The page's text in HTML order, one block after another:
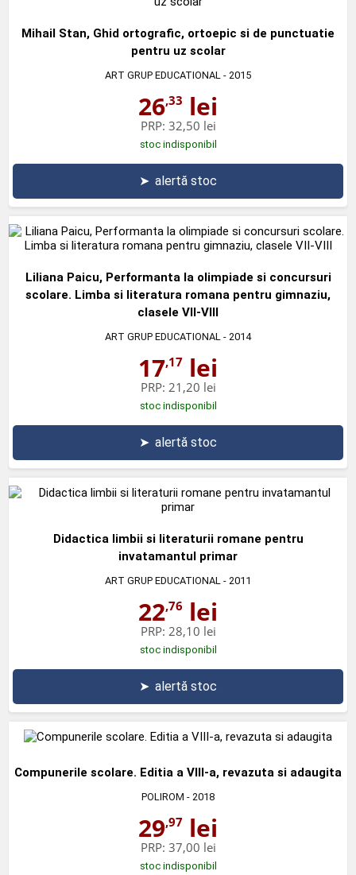
Mihail Stan, Ghid ortografic, ortoepic si de punctuatie
pentru uz scolar
ART GRUP EDUCATIONAL - 2015
26,33 lei
PRP: 32,50 lei
stoc indisponibil
➤ alertă stoc
Liliana Paicu, Performanta la olimpiade si concursuri
scolare. Limba si literatura romana pentru gimnaziu,
clasele VII-VIII
ART GRUP EDUCATIONAL - 2014
17,17 lei
PRP: 21,20 lei
stoc indisponibil
➤ alertă stoc
Didactica limbii si literaturii romane pentru
invatamantul primar
ART GRUP EDUCATIONAL - 2011
22,76 lei
PRP: 28,10 lei
stoc indisponibil
➤ alertă stoc
Compunerile scolare. Editia a VIII-a, revazuta si adaugita
POLIROM - 2018
29,97 lei
PRP: 37,00 lei
stoc indisponibil